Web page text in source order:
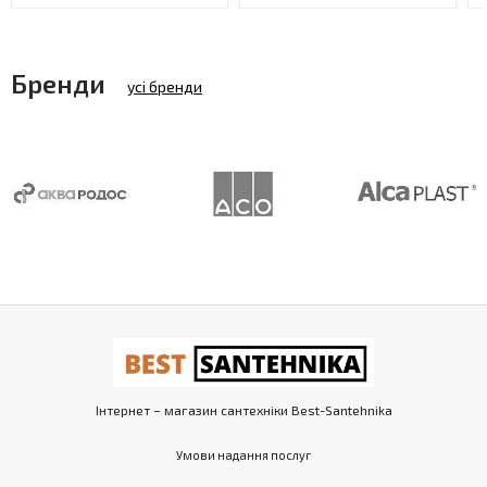
Бренди усі бренди
Інтернет – магазин сантехніки Best-Santehnika
Умови надання послуг